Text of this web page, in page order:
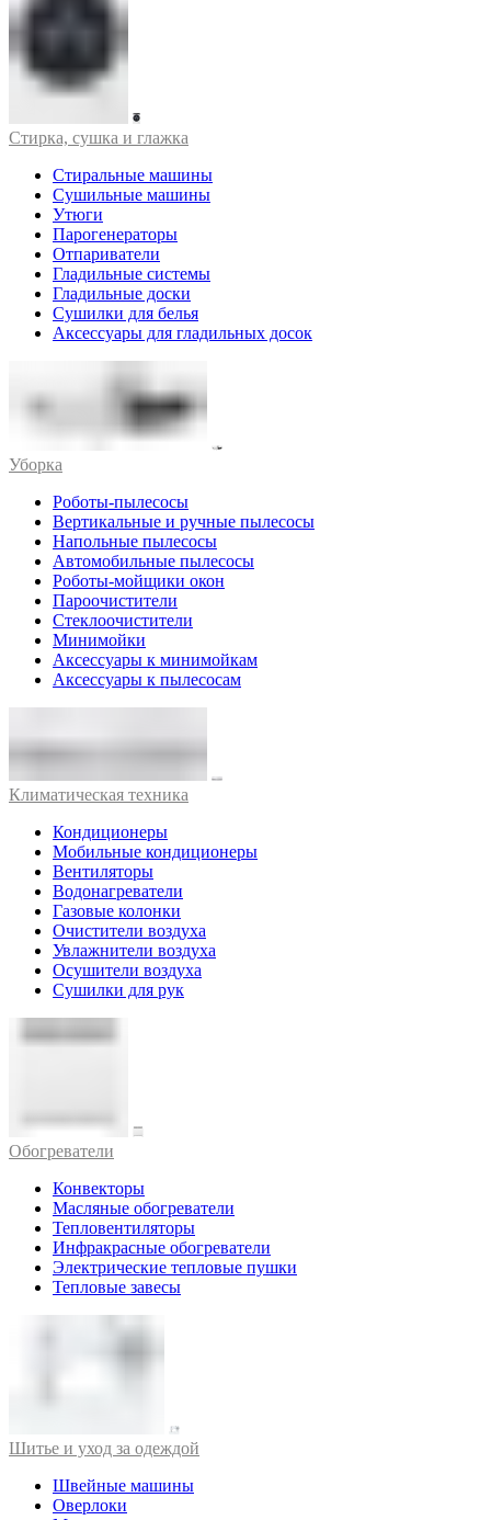
Стирка, сушка и глажка
Стиральные машины
Сушильные машины
Утюги
Парогенераторы
Отпариватели
Гладильные системы
Гладильные доски
Сушилки для белья
Аксессуары для гладильных досок
Уборка
Роботы-пылесосы
Вертикальные и ручные пылесосы
Напольные пылесосы
Автомобильные пылесосы
Роботы-мойщики окон
Пароочистители
Стеклоочистители
Минимойки
Аксессуары к минимойкам
Аксессуары к пылесосам
Климатическая техника
Кондиционеры
Мобильные кондиционеры
Вентиляторы
Водонагреватели
Газовые колонки
Очистители воздуха
Увлажнители воздуха
Осушители воздуха
Сушилки для рук
Обогреватели
Конвекторы
Масляные обогреватели
Тепловентиляторы
Инфракрасные обогреватели
Электрические тепловые пушки
Тепловые завесы
Шитье и уход за одеждой
Швейные машины
Оверлоки